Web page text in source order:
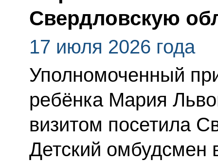
Свердловскую
17 июля 2026 года
Уполномоченный
ребёнка Мария
визитом посетила
Детский омбудсмен